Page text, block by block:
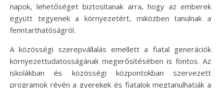
napok, lehetőséget biztosítanak arra, hogy az emberek
együtt tegyenek a környezetért, miközben tanulnak a
fenntarthatóságról.
A közösségi szerepvállalás emellett a fiatal generációk
környezettudatosságának megerősítésében is fontos. Az
iskolákban és közösségi központokban szervezett
programok révén a gyerekek és fiatalok megtanulhatják a